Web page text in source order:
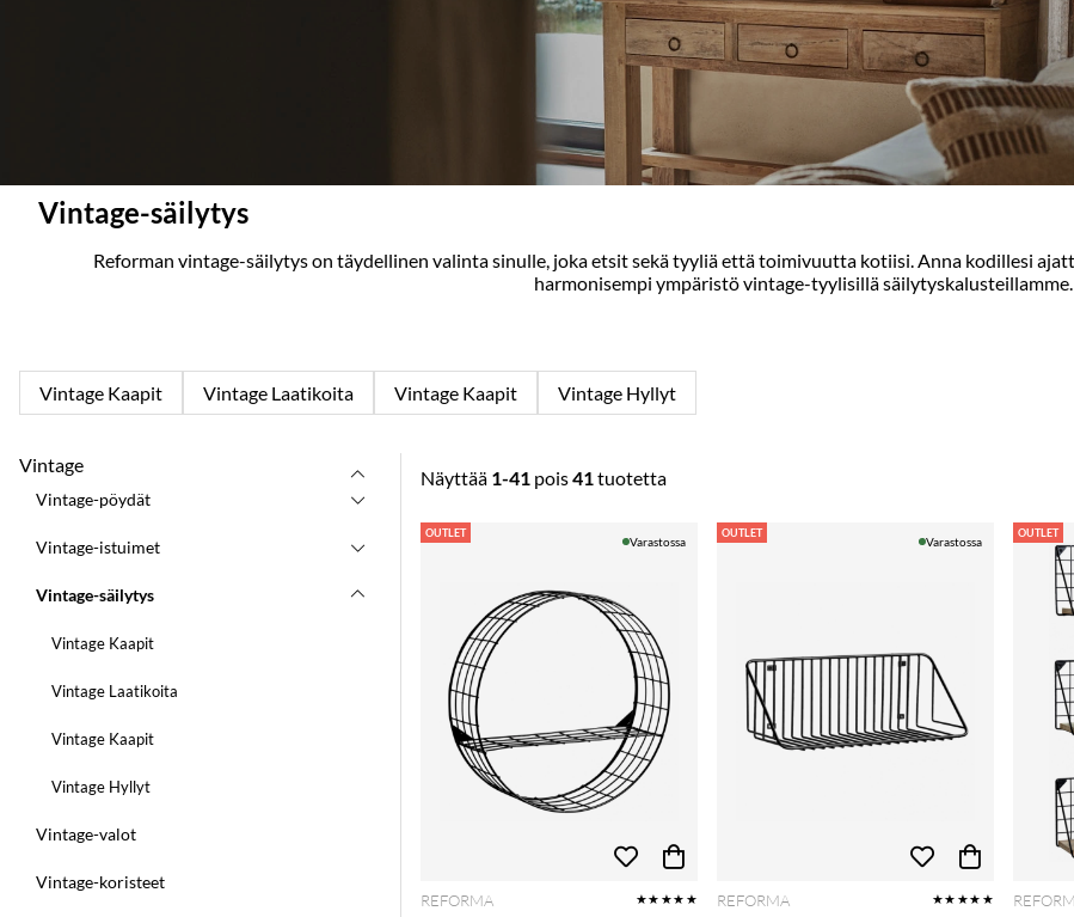
Vintage-säilytys
Reforman vintage-säilytys on täydellinen valinta sinulle, joka etsit sekä tyyliä että toimivuutta kotiisi. Anna kodillesi
harmonisempi ympäristö vintage-tyylisillä säilytyskalusteillamme.
Vintage Kaapit Vintage Laatikoita Vintage Kaapit Vintage Hyllyt
Vintage
Vintage-pöydät
Vintage-istuimet
Vintage-säilytys
Vintage Kaapit
Vintage Laatikoita
Vintage Kaapit
Vintage Hyllyt
Vintage-valot
Vintage-koristeet
Näyttää 1-41 pois41tuotetta
Tuotteet
OUTLET
Varastossa
REFORMA ★★★★★
OUTLET
Varastossa
REFORMA ★★★★★
OUTLET